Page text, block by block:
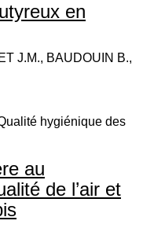
en
J.M., BAUDOUIN B.,
hygiénique des
au
de l’air et